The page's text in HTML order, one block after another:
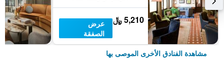
5,210 ﷼
عرض
الصفقة
مشاهدة الفنادق الأخرى الموصى بها